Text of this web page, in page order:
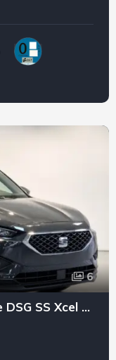
6
SEAT TARRACO 2.0 TDI 4Drive DSG SS Xcel PLUS